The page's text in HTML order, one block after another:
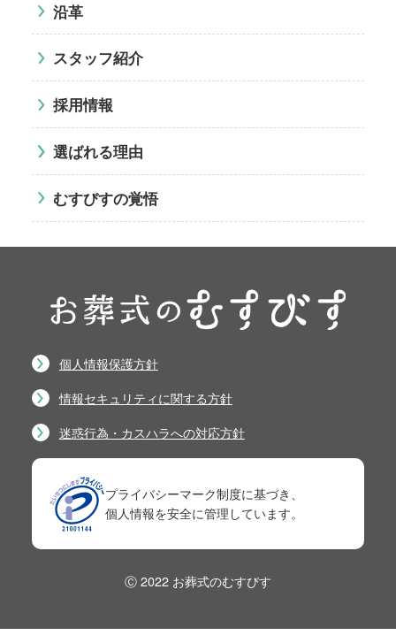
沿革
スタッフ紹介
採用情報
選ばれる理由
むすびすの覚悟
個人情報保護方針
情報セキュリティに関する方針
迷惑行為・カスハラへの対応方針
プライバシーマーク制度に基づき、
個人情報を安全に管理しています。
Ⓒ 2022 お葬式のむすびす